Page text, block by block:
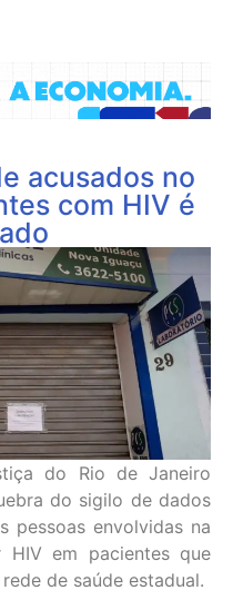
acusados no
com HIV é
do Rio de Janeiro
do sigilo de dados
pessoas envolvidas na
em pacientes que
de saúde estadual.